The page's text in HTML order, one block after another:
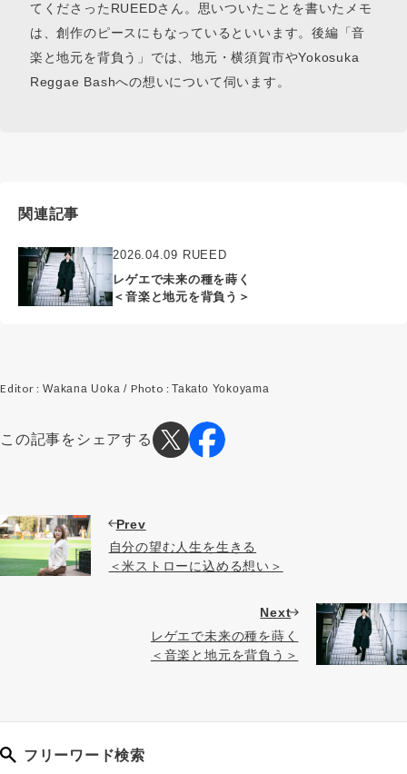
てくださったRUEEDさん。思いついたことを書いたメモ
は、創作のピースにもなっているといいます。後編「音
楽と地元を背負う」では、地元・横須賀市やYokosuka
Reggae Bashへの想いについて伺います。
関連記事
2026.04.09 RUEED
レゲエで未来の種を蒔く
＜音楽と地元を背負う＞
Editor : Wakana Uoka / Photo :Takato Yokoyama
この記事をシェアする
Prev
自分の望む人生を生きる
＜米ストローに込める想い＞
Next
レゲエで未来の種を蒔く
＜音楽と地元を背負う＞
フリーワード検索